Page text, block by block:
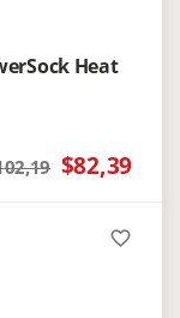
Heat
$82,39
favorite_border